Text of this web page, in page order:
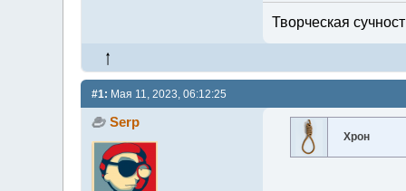
Творческая
#1: Мая 11, 2023, 06:12:25
Serp
Хрон